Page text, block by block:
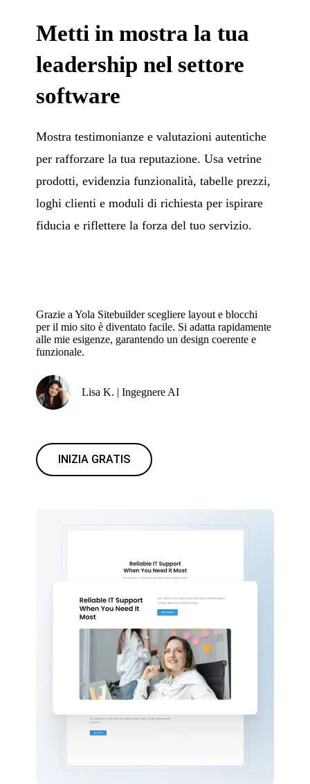
Metti in mostra la tua
leadership nel settore
software
Mostra testimonianze e valutazioni autentiche
per rafforzare la tua reputazione. Usa vetrine
prodotti, evidenzia funzionalità, tabelle prezzi,
loghi clienti e moduli di richiesta per ispirare
fiducia e riflettere la forza del tuo servizio.
Grazie a Yola Sitebuilder scegliere layout e blocchi
per il mio sito è diventato facile. Si adatta rapidamente
alle mie esigenze, garantendo un design coerente e
funzionale.
Lisa K. | Ingegnere AI
INIZIA GRATIS